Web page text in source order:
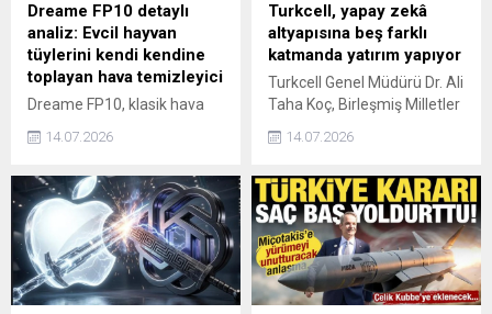
Dreame FP10 detaylı
analiz: Evcil hayvan
tüylerini kendi kendine
toplayan hava temizleyici
Dreame FP10, klasik hava
olarak döner fırça ve rulolu
evcil hayvan tüylerini aktif
biçimde toplamayı
hedefliyor. Altı katmanlı
filtreleme, koku giderme,
akıllı sensörler ve uygulama
desteği sunan cihazın en
14.07.2026
Turkcell, yapay zekâ
altyapısına beş farklı
katmanda yatırım yapıyor
Turkcell Genel Müdürü Dr. Ali
Taha Koç, Birleşmiş Milletler
Telekomünikasyon Birliği’nin
Yapay Zekâ Zirvesi’ne
katıldı. İki ayrı oturumda
konuşma yapan Koç,
sektörel dönüşüme ilişkin
mesajlar verirken, Turkcell’in
yapay zekâ odaklı altyapı
14.07.2026